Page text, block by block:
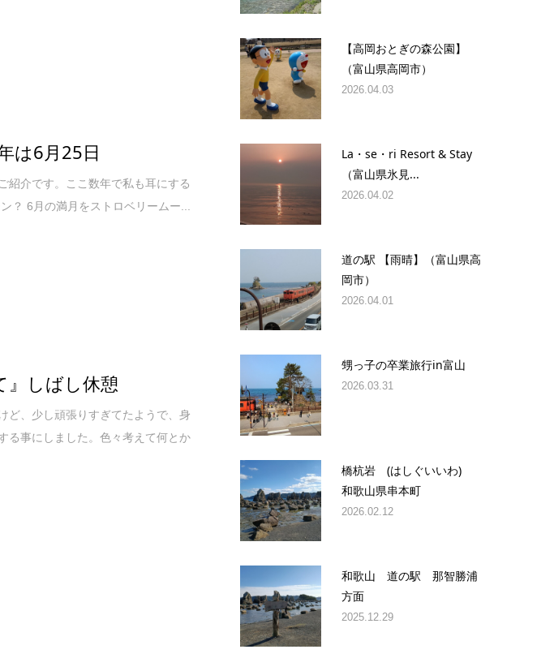
は6月25日
紹介です。ここ数年で私も耳にする
？ 6月の満月をストロベリームー...
』しばし休憩
ど、少し頑張りすぎてたようで、身
る事にしました。色々考えて何とか
【高岡おとぎの森公園】
（富山県高岡市）
2026.04.03
La・se・ri Resort & Stay
（富山県氷見...
2026.04.02
道の駅 【雨晴】（富山県高
岡市）
2026.04.01
甥っ子の卒業旅行in富山
2026.03.31
橋杭岩 (はしぐいいわ)
和歌山県串本町
2026.02.12
和歌山 道の駅 那智勝浦
方面
2025.12.29